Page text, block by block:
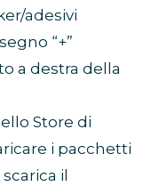
adesivi
“+”
a destra della
Store di
i pacchetti
il